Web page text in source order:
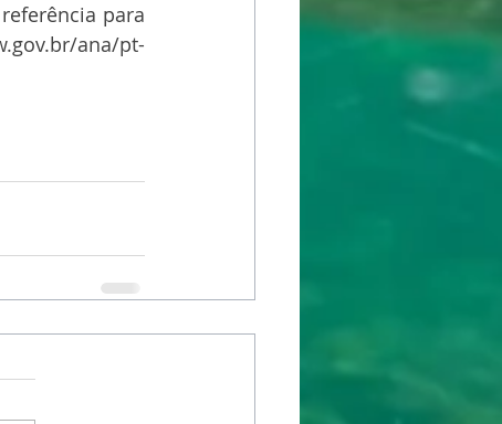
para
ana/pt-